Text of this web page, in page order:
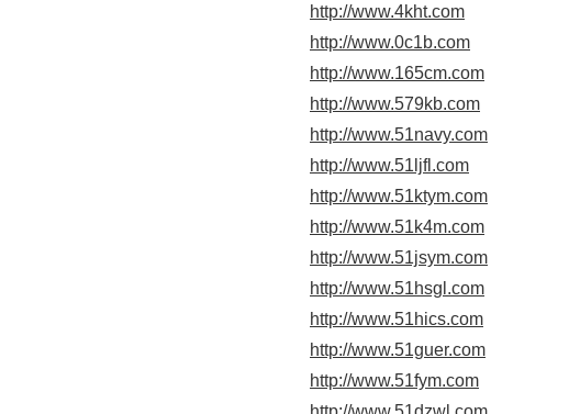
http://www.4kht.com
http://www.0c1b.com
http://www.165cm.com
http://www.579kb.com
http://www.51navy.com
http://www.51ljfl.com
http://www.51ktym.com
http://www.51k4m.com
http://www.51jsym.com
http://www.51hsgl.com
http://www.51hics.com
http://www.51guer.com
http://www.51fym.com